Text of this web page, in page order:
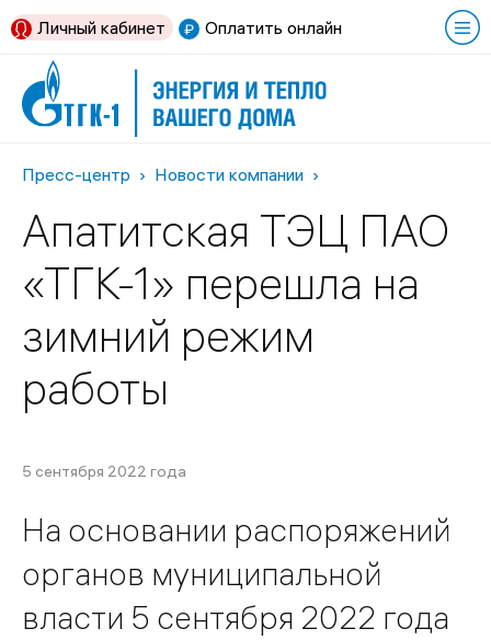
Оплатить онлайн
Личный кабинет
Пресс-центр Новости компании
Апатитская ТЭЦ ПАО
«ТГК-1» перешла на
зимний режим
работы
5 сентября 2022 года
На основании распоряжений
органов муниципальной
власти 5 сентября 2022 года